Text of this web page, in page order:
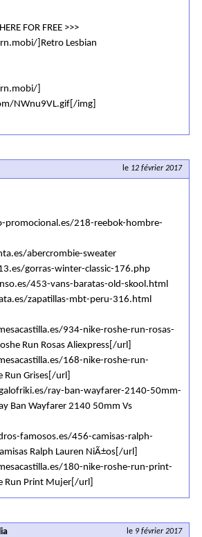
FOR FREE >>>
]Retro Lesbian
]
NWnu9VL.gif[/img]
le 12 février 2017
218-reebok-hombre-
abercrombie-sweater
gorras-winter-classic-176.php
453-vans-baratas-old-skool.html
zapatillas-mbt-peru-316.html
934-nike-roshe-run-rosas-
Run Rosas Aliexpress[/url]
168-nike-roshe-run-
Run Grises[/url]
ray-ban-wayfarer-2140-50mm-
Ban Wayfarer 2140 50mm Vs
famosos.es/456-camisas-ralph-
Ralph Lauren NiÃ±os[/url]
180-nike-roshe-run-print-
Run Print Mujer[/url]
le 9 février 2017